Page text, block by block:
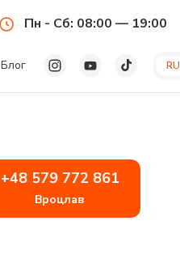
Пн - Сб: 08:00 — 19:00
Блог RU
+48 579 772 861
Вроцлав